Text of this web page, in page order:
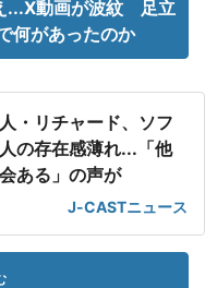
...X動画が波紋 足立
何があったのか
・リチャード、ソフ
の存在感薄れ...「他
ある」の声が
J-CASTニュース